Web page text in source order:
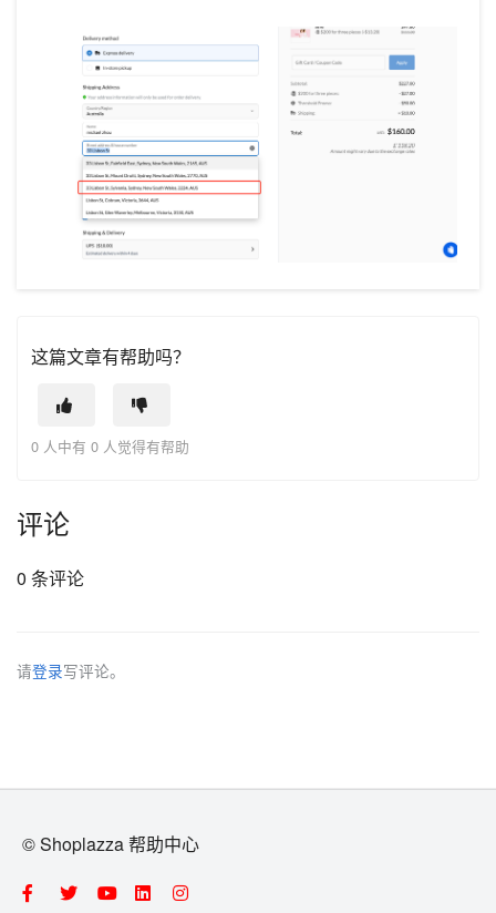
这篇文章有帮助吗？
0 人中有 0 人觉得有帮助
评论
0 条评论
请登录写评论。
© Shoplazza 帮助中心